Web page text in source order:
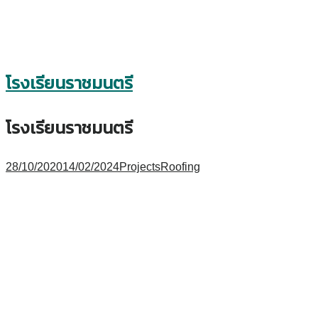
โรงเรียนราชมนตรี
โรงเรียนราชมนตรี
28/10/202014/02/2024ProjectsRoofing